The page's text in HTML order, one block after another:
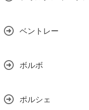
ベントレー
ボルボ
ポルシェ